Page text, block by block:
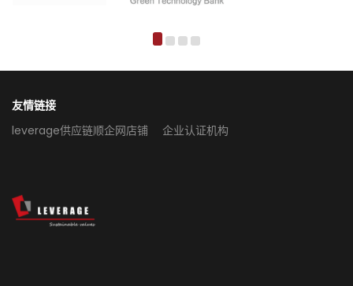
友情链接
leverage供应链顺企网店铺
企业认证机构